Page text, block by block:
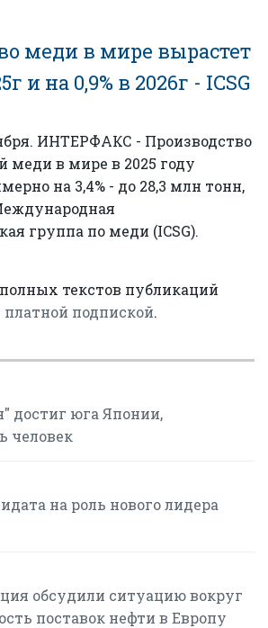
меди в мире вырастет
и на 0,9% в 2026г - ICSG
ИНТЕРФАКС - Производство
меди в мире в 2025 году
на 3,4% - до 28,3 млн тонн,
группа по меди (ICSG).
текстов публикаций
платной подпиской.
достиг юга Японии,
человек
на роль нового лидера
обсудили ситуацию вокруг
поставок нефти в Европу